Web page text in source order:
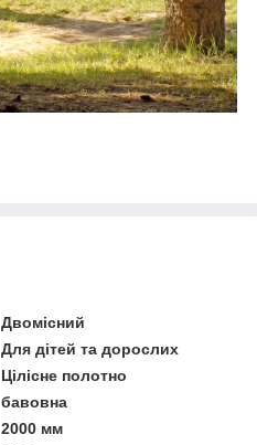
Двомісний
Для дітей та дорослих
Цілісне полотно
бавовна
2000 мм